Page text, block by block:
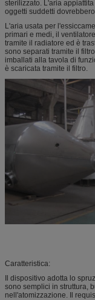
sterilizzato. L'aria
oggetti suddetti
L'aria usata per
primari e medi, il
tramite il radiatore ed è
sono separati tramite il
imballati alla tavola di
è scaricata tramite il filtro.
Caratteristica:
Il dispositivo adotta lo
sono semplici in struttura,
nell'atomizzazione. Il